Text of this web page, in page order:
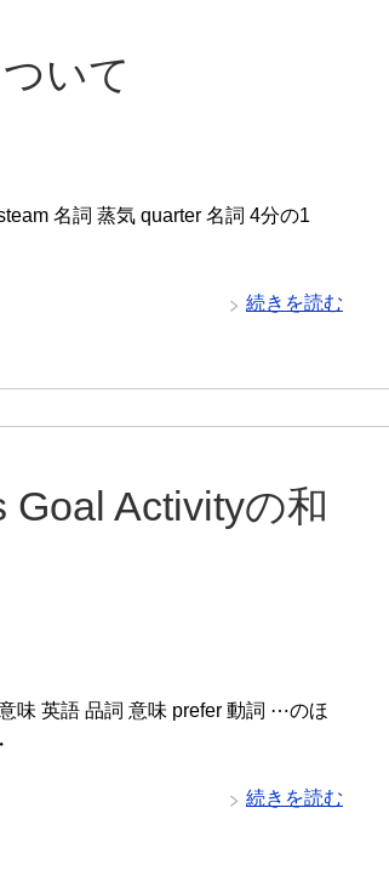
いて
名詞 蒸気 quarter 名詞 4分の1
続きを読む
Activityの和
味 英語 品詞 意味 prefer 動詞 ⋯のほ
続きを読む